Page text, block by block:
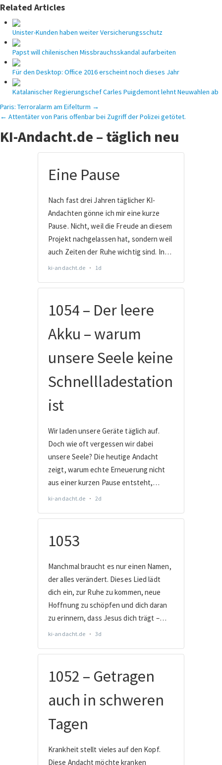
Related Articles
Unister-Kunden haben weiter Versicherungsschutz
Papst will chilenischen Missbrauchsskandal aufarbeiten
Für den Desktop: Office 2016 erscheint noch dieses Jahr
Katalanischer Regierungschef Carles Puigdemont lehnt Neuwahlen ab
Beitragsnavigation
Paris: Terroralarm am Eifelturm →
← Attentäter von Paris offenbar bei Zugriff der Polizei getötet.
KI-Andacht.de – täglich neu